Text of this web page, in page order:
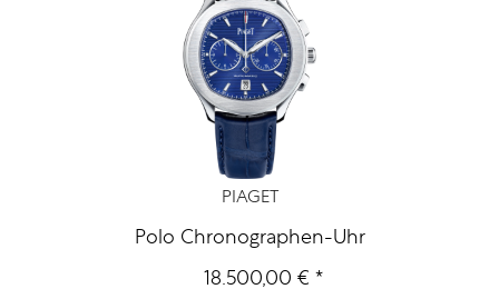
PIAGET
Polo Chronographen-Uhr
18.500,00 € *